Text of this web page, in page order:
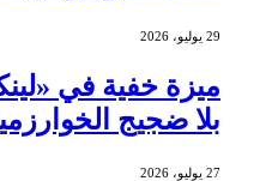
29 يوليو، 2026
ميزة خفية في
بلا ضجيج
27 يوليو، 2026